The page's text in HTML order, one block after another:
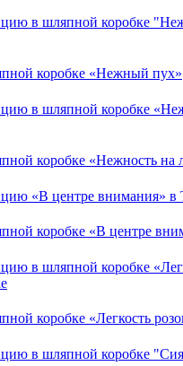
коробке «Нежный пух»
коробке «Нежность на
коробке «В центре
коробке «Легкость